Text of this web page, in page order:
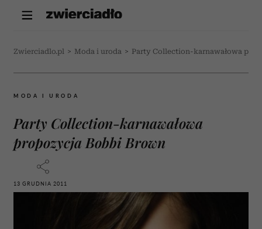
Zwierciadlo.pl > Moda i uroda > Party Collection-karnawałowa
MODA I URODA
Party Collection-karnawałowa
propozycja Bobbi Brown
13 GRUDNIA 2011